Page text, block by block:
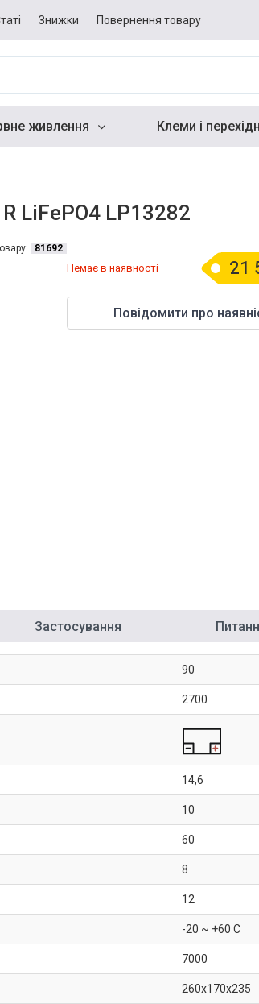
Знижки Повернення товару
живлення Клеми і
LiFePO4 LP13282
81692
21
Немає в наявності
Повідомити про
Застосування
90
2700
14,6
10
60
8
12
-20 ~ +60 C
7000
260x170x235